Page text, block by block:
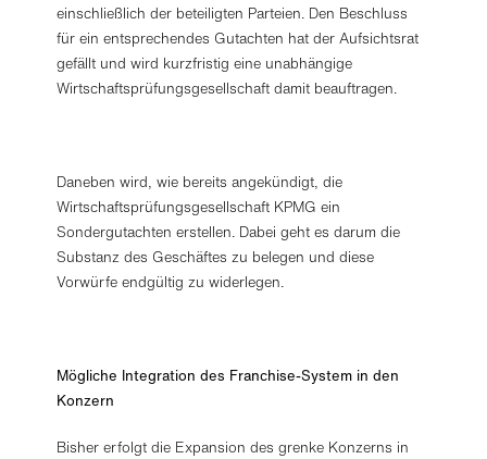
einschließlich der beteiligten Parteien. Den Beschluss
für ein entsprechendes Gutachten hat der Aufsichtsrat
gefällt und wird kurzfristig eine unabhängige
Wirtschaftsprüfungsgesellschaft damit beauftragen.
Daneben wird, wie bereits angekündigt, die
Wirtschaftsprüfungsgesellschaft KPMG ein
Sondergutachten erstellen. Dabei geht es darum die
Substanz des Geschäftes zu belegen und diese
Vorwürfe endgültig zu widerlegen.
Mögliche Integration des Franchise-System in den
Konzern
Bisher erfolgt die Expansion des grenke Konzerns in